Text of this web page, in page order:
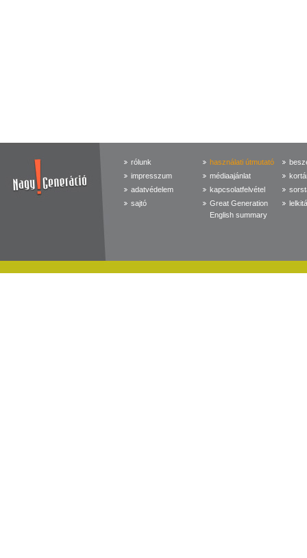
rólunk
impresszum
adatvédelem
sajtó
használati útmutató
médiaajánlat
kapcsolatfelvétel
Great Generation
English summary